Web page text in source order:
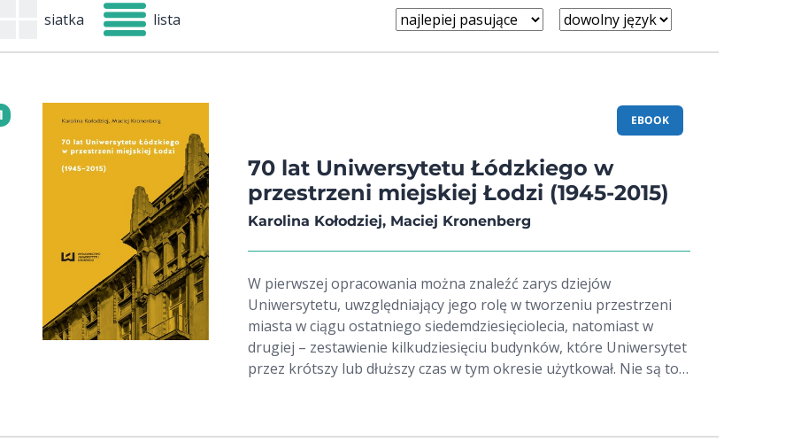
siatka lista
EBOOK
70 lat Uniwersytetu Łódzkiego w
przestrzeni miejskiej Łodzi (1945-2015)
Karolina Kołodziej, Maciej Kronenberg
W pierwszej opracowania można znaleźć zarys dziejów
Uniwersytetu, uwzględniający jego rolę w tworzeniu przestrzeni
miasta w ciągu ostatniego siedemdziesięciolecia, natomiast w
drugiej – zestawienie kilkudziesięciu budynków, które Uniwersytet
przez krótszy lub dłuższy czas w tym okresie użytkował. Nie są to
pokazująca, w jak zróżnicowanych (i na ogół zupełnie